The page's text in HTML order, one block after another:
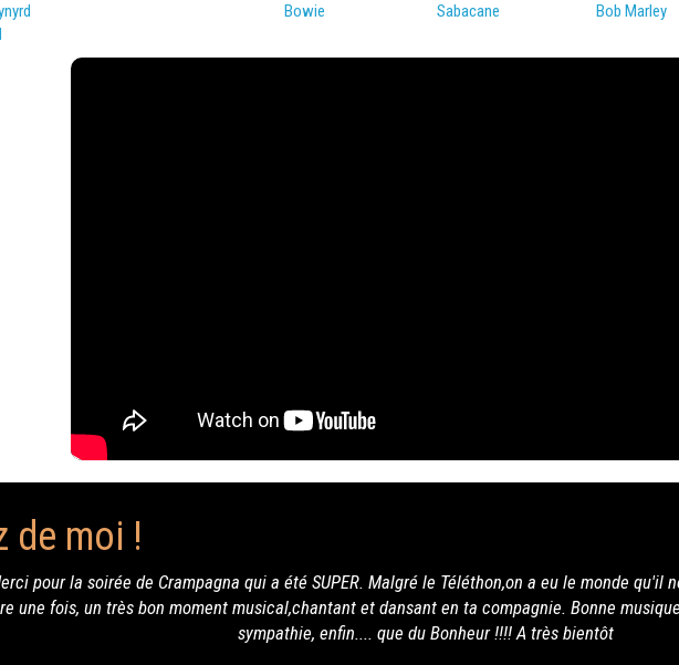
Bowie
Sabacane
Bob Marley
de moi !
Malgré le Téléthon,on a eu le monde qu'il nous fallait, et tous étaient ravis.
et dansant en ta compagnie. Bonne musique, bon musicien, beaucoup de
que du Bonheur !!!! A très bientôt